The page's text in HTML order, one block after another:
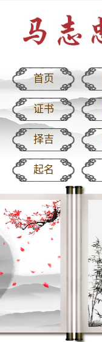
首页
证书
择吉
起名